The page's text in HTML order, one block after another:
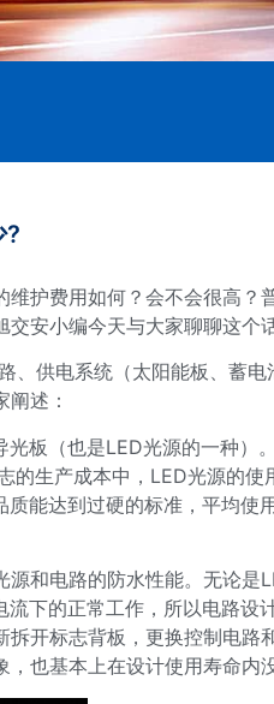
?
护费用如何？会不会很高？
安小编今天与大家聊聊这个话
供电系统（太阳能板、蓄电
述：
板（也是LED光源的一种）
生产成本中，LED光源的
能达到过硬的标准，平均使
和电路的防水性能。无论是
下的正常工作，所以电路设
开标志背板，更换控制电路
也基本上在设计使用寿命内